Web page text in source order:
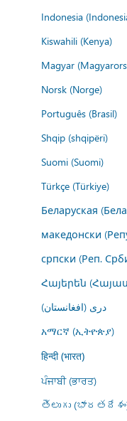
Indonesia
Kiswahili (Kenya)
Magyar
Norsk (Norge)
Português (Brasil)
Shqip (shqipëri)
Suomi (Suomi)
Türkçe (Türkiye)
Беларуская
македонски
српски (Реп.
Հայերեն
درى (افغانستان)
አማርኛ (ኢትዮጵያ)
हिन्दी (भारत)
ਪੰਜਾਬੀ (ਭਾਰਤ)
తెలుగు